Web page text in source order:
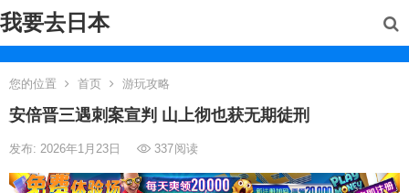
我要去日本
您的位置 首页 游玩攻略
安倍晋三遇刺案宣判 山上彻也获无期徒刑
发布: 2026年1月23日 337阅读